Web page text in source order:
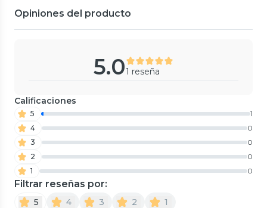
Opiniones del producto
5.01 reseña
Calificaciones
5
1
4
0
3
0
2
0
1
0
Filtrar reseñas por:
5 4 3 2 1